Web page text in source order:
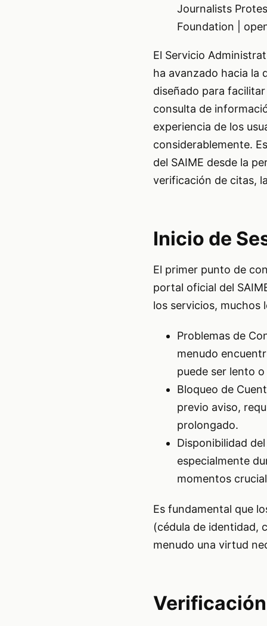
Journalists
Foundation |
El Servicio
ha avanzado hacia la
diseñado para
consulta de
experiencia de los
considerablemente.
del SAIME desde la
verificación de citas,
Inicio de
El primer punto de
portal oficial del
los servicios, muchos
Problemas de
menudo
puede ser lento
Bloqueo de
previo aviso,
prolongado.
Disponibilidad
especialmente
momentos
Es fundamental que
(cédula de identidad,
menudo una virtud